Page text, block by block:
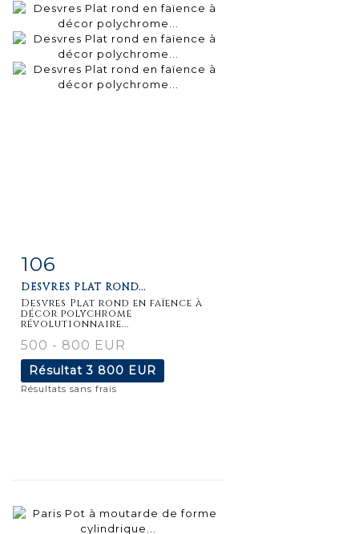
Fiche
106
DESVRES PLAT ROND...
Desvres Plat rond en faïence à
décor polychrome
révolutionnaire...
500 - 800 EUR
Résultat3 800 EUR
Résultats sans frais